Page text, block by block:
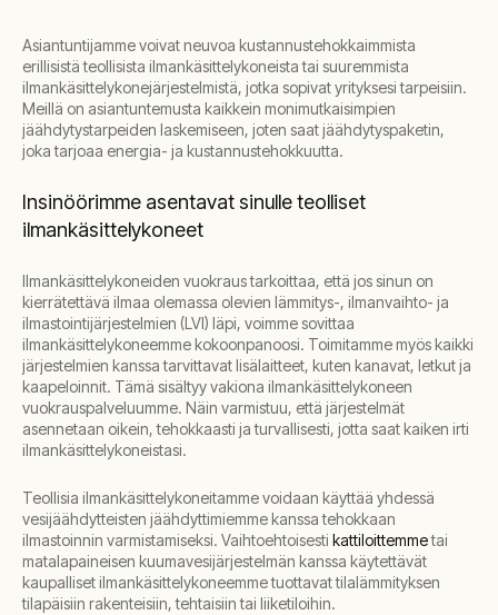
Asiantuntijamme voivat neuvoa kustannustehokkaimmista
erillisistä teollisista ilmankäsittelykoneista tai suuremmista
ilmankäsittelykonejärjestelmistä, jotka sopivat yrityksesi tarpeisiin.
Meillä on asiantuntemusta kaikkein monimutkaisimpien
jäähdytystarpeiden laskemiseen, joten saat jäähdytyspaketin,
joka tarjoaa energia- ja kustannustehokkuutta.
Insinöörimme asentavat sinulle teolliset
ilmankäsittelykoneet
Ilmankäsittelykoneiden vuokraus tarkoittaa, että jos sinun on
kierrätettävä ilmaa olemassa olevien lämmitys-, ilmanvaihto- ja
ilmastointijärjestelmien (LVI) läpi, voimme sovittaa
ilmankäsittelykoneemme kokoonpanoosi. Toimitamme myös kaikki
järjestelmien kanssa tarvittavat lisälaitteet, kuten kanavat, letkut ja
kaapeloinnit. Tämä sisältyy vakiona ilmankäsittelykoneen
vuokrauspalveluumme. Näin varmistuu, että järjestelmät
asennetaan oikein, tehokkaasti ja turvallisesti, jotta saat kaiken irti
ilmankäsittelykoneistasi.
Teollisia ilmankäsittelykoneitamme voidaan käyttää yhdessä
vesijäähdytteisten jäähdyttimiemme kanssa tehokkaan
ilmastoinnin varmistamiseksi. Vaihtoehtoisesti kattiloittemmetai
matalapaineisen kuumavesijärjestelmän kanssa käytettävät
kaupalliset ilmankäsittelykoneemme tuottavat tilalämmityksen
tilapäisiin rakenteisiin, tehtaisiin tai liiketiloihin.